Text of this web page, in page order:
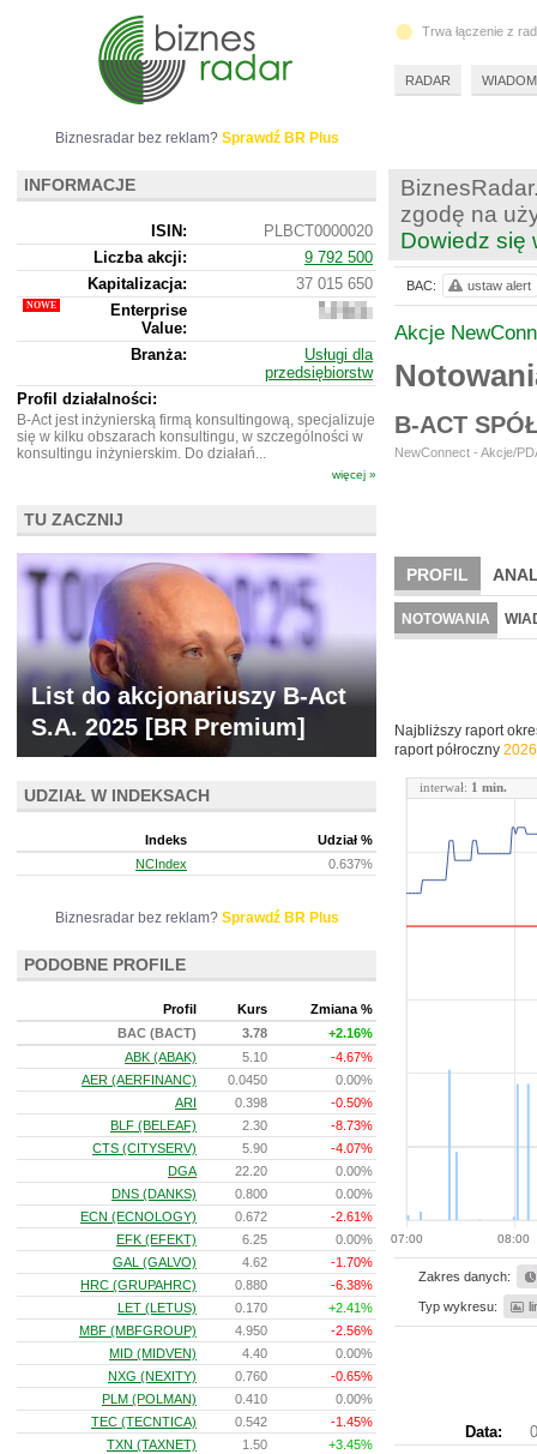
zgodę na
Dowiedz się
Akcje
B-ACT
NewConnect - Akcje/
PROFIL
BR LAB
NOTOWANIA
Najbliższy raport
raport półroczny
07:00 08:00
interwał: 1 min.
Zakres danych:
Typ wykresu:
Data:
BAC: ustaw alert
Biznesradar bez reklam? Sprawdź BR Plus
INFORMACJE
ISIN:
PLBCT0000020
Liczba akcji:
9 792 500
Kapitalizacja:
37 015 650
Enterprise
Value:
36
Branża:
Usługi dla
przedsiębiorstw
Profil działalności:
B-Act jest inżynierską firmą konsultingową, specjalizuje
się w kilku obszarach konsultingu, w szczególności w
konsultingu inżynierskim. Do działań...
więcej »
TU ZACZNIJ
List do akcjonariuszy B-Act
S.A. 2025 [BR Premium]
UDZIAŁ W INDEKSACH
Indeks
Udział %
NCIndex
0.637%
Biznesradar bez reklam? Sprawdź BR Plus
PODOBNE PROFILE
Profil Kurs
Zmiana %
BAC (BACT)
3.78
+2.16%
ABK (ABAK)
5.10
-4.67%
AER (AERFINANC)
0.0450
0.00%
ARI
0.398
-0.50%
BLF (BELEAF)
2.30
-8.73%
CTS (CITYSERV)
5.90
-4.07%
DGA
22.20
0.00%
DNS (DANKS)
0.800
0.00%
ECN (ECNOLOGY)
0.672
-2.61%
EFK (EFEKT)
6.25
0.00%
GAL (GALVO)
4.62
-1.70%
HRC (GRUPAHRC)
0.880
-6.38%
LET (LETUS)
0.170
+2.41%
MBF (MBFGROUP)
4.950
-2.56%
MID (MIDVEN)
4.40
0.00%
NXG (NEXITY)
0.760
-0.65%
PLM (POLMAN)
0.410
0.00%
TEC (TECNTICA)
0.542
-1.45%
TXN (TAXNET)
1.50
+3.45%
Trwa łączenie z
RADAR